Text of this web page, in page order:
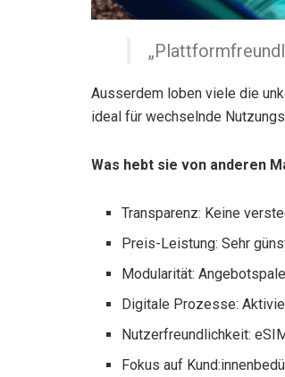
Ausserdem loben viele die
ideal für wechselnde
Was hebt sie von anderen
Transparenz: Keine
Preis-Leistung: Sehr
Modularität:
Digitale Prozesse:
Nutzerfreundlichkeit:
Fokus auf